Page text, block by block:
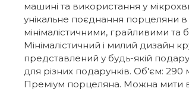
машині та використання у
унікальне поєднання порцеляни
мінімалістичними, грайливими
Мінімалістичний і милий дизайн
представлений у будь-якій
для різних подарунків. Об'єм: 290
Преміум порцеляна. Можна мити